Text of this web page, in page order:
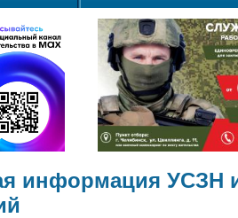
информация УСЗН